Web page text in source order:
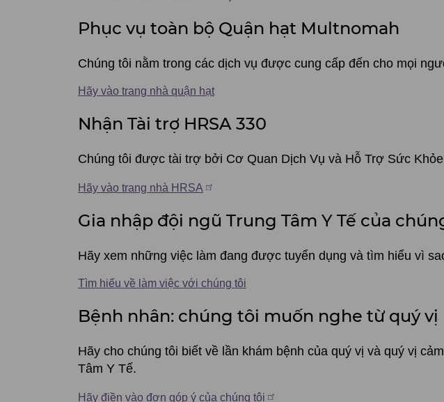
Phục
vụ
toàn
bộ
Quận
hạt
Multnomah
Phục vụ toàn bộ Quận hạt Multnomah
Chúng tôi nằm trong các dịch vụ được cung cấp đến cho mọi
Hãy vào trang nhà quận hạt
Nhận Tài trợ HRSA 330
Chúng tôi được tài trợ bởi Cơ Quan Dịch Vụ và Hỗ Trợ Sức
Hãy vào trang nhà HRSA
Gia nhập đội ngũ Trung Tâm Y Tế của
Hãy xem những việc làm đang được tuyển dụng và tìm hiểu vì
Tìm hiểu về làm việc với chúng tôi
Bệnh nhân: chúng tôi muốn nghe từ quý vị
Hãy cho chúng tôi biết về lần khám bệnh của quý vị và quý vị
Tâm Y Tế.
Hãy điền vào đơn góp ý của chúng tôi